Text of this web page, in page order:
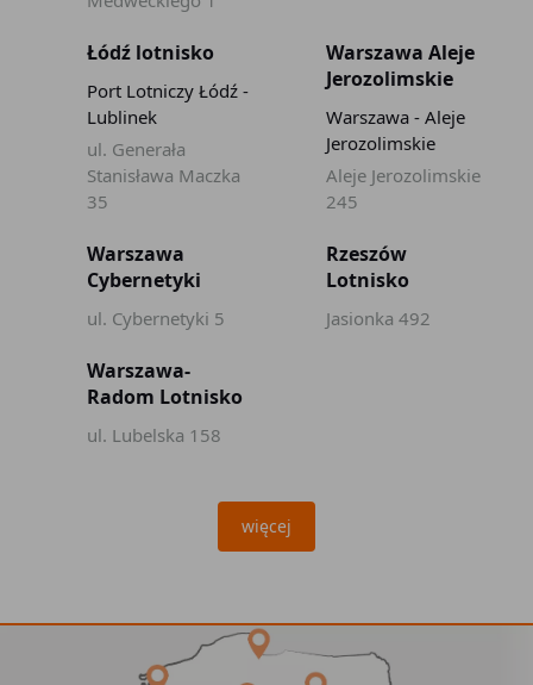
Łódź lotnisko
Port Lotniczy Łódź -
Lublinek
ul. Generała
Stanisława Maczka
35
Warszawa Aleje
Jerozolimskie
Warszawa - Aleje
Jerozolimskie
Aleje Jerozolimskie
245
Warszawa
Cybernetyki
ul. Cybernetyki 5
Rzeszów
Lotnisko
Jasionka 492
Warszawa-
Radom Lotnisko
ul. Lubelska 158
więcej